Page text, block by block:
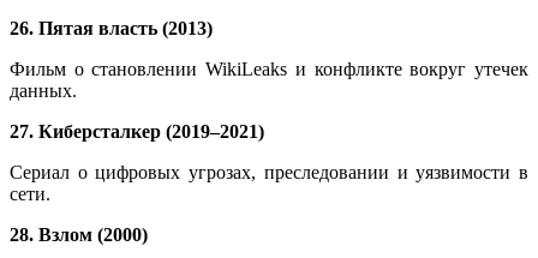
26. Пятая власть (2013)
Фильм о становлении WikiLeaks и конфликте вокруг утечек
данных.
27. Киберсталкер (2019–2021)
Сериал о цифровых угрозах, преследовании и уязвимости в
сети.
28. Взлом (2000)